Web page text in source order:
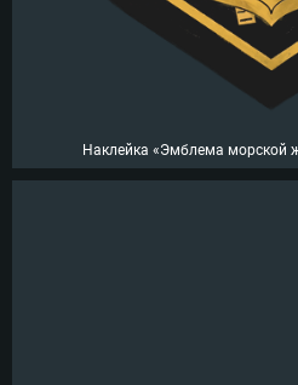
Наклейка «Эмблема морской